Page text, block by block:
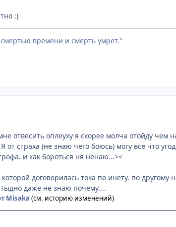
:)
времени и смерть умрет."
отвесить оплеуху я скорее молча отойду чем
страха (не знаю чего боюсь) могу все что
и как бороться ня ненаю...><
договорилась тока по инету. по другому
даже не знаю почему....
Misaka (см. историю изменений)